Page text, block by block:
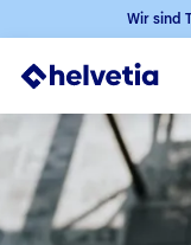
Wir sind
Privatkunden
Firmenkunden